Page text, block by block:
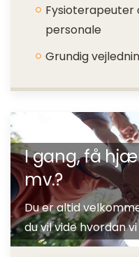
Fysioterapeuter
personale
Grundig
I gang, få
mv.?
Du er altid
du vil vide hvordan